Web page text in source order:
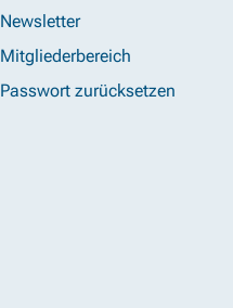
Newsletter
Mitgliederbereich
Passwort zurücksetzen